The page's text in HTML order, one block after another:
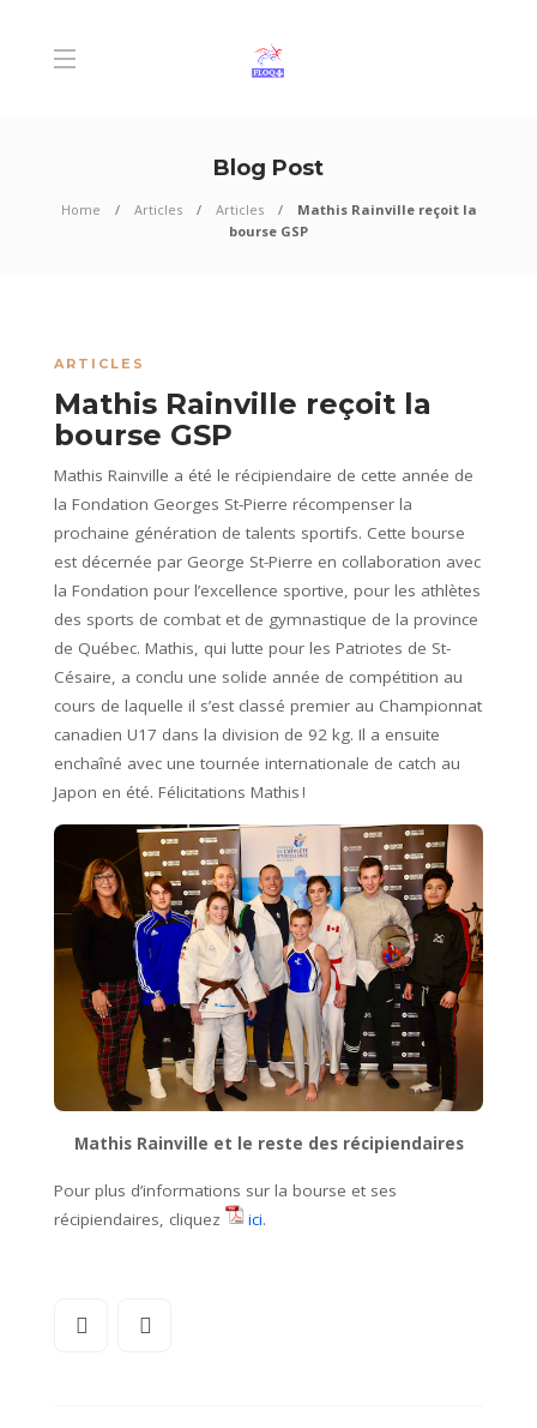
Blog Post
Home Articles Articles
Mathis Rainville reçoit la
bourse GSP
ARTICLES
Mathis Rainville reçoit la
bourse GSP
Mathis Rainville a été le récipiendaire de cette année de
la Fondation Georges St-Pierre récompenser la
prochaine génération de talents sportifs. Cette bourse
est décernée par George St-Pierre en collaboration avec
la Fondation pour l’excellence sportive, pour les athlètes
des sports de combat et de gymnastique de la province
de Québec. Mathis, qui lutte pour les Patriotes de St-
Césaire, a conclu une solide année de compétition au
cours de laquelle il s’est classé premier au Championnat
canadien U17 dans la division de 92 kg. Il a ensuite
enchaîné avec une tournée internationale de catch au
Japon en été. Félicitations Mathis !
Mathis Rainville et le reste des récipiendaires
Pour plus d’informations sur la bourse et ses
récipiendaires, cliquez
ici.